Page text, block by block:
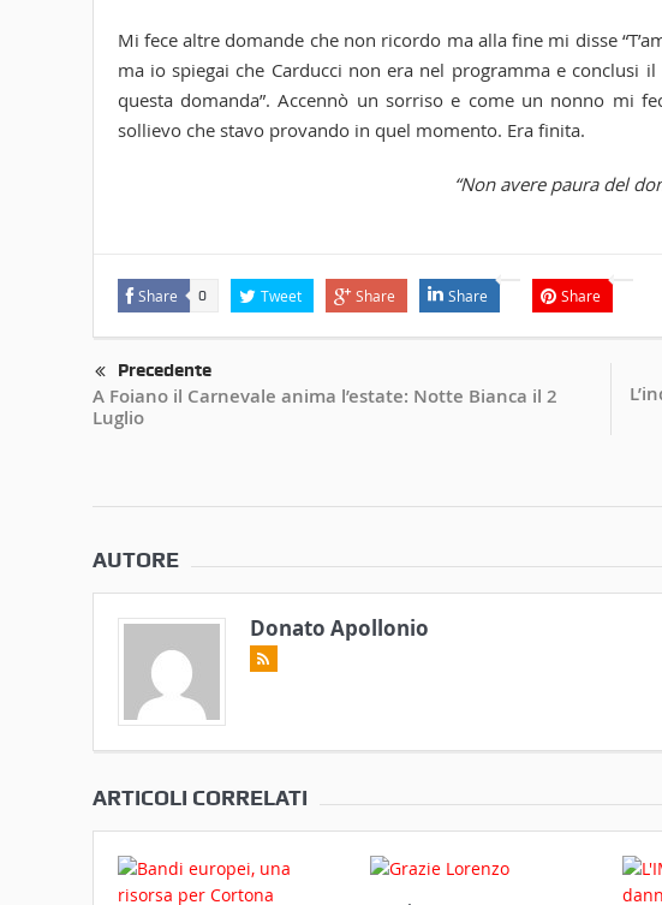
Mi fece altre domande che non ricordo ma alla fine mi disse
ma io spiegai che Carducci non era nel programma e conclusi
questa domanda”. Accennò un sorriso e come un nonno mi
sollievo che stavo provando in quel momento. Era finita.
“Non avere paura del
Share 0 Tweet Share Share Share
Precedente
A Foiano il Carnevale anima l’estate: Notte Bianca il 2
Luglio
AUTORE
Donato Apollonio
ARTICOLI CORRELATI